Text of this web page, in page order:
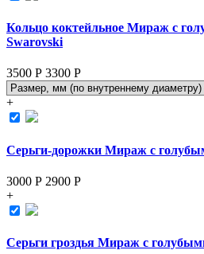
Кольцо коктейльное Мираж с
Swarovski
3500 Р 3300 Р
+
Серьги-дорожки Мираж с
3000 Р 2900 Р
+
Серьги гроздья Мираж с